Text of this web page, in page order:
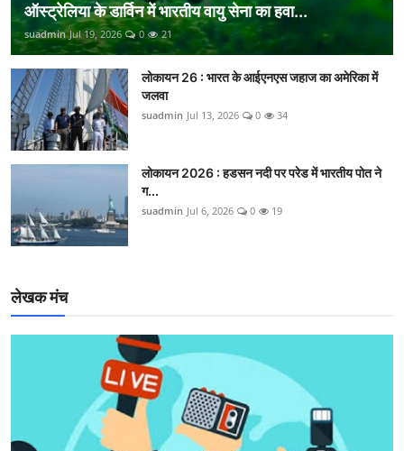
ऑस्ट्रेलिया के डार्विन में भारतीय वायु सेना का हवा...
suadmin Jul 19, 2026 0 21
लोकायन 26 : भारत के आईएनएस जहाज का अमेरिका में
जलवा
suadmin Jul 13, 2026 0 34
लोकायन 2026 : हडसन नदी पर परेड में भारतीय पोत ने
ग...
suadmin Jul 6, 2026 0 19
लेखक मंच